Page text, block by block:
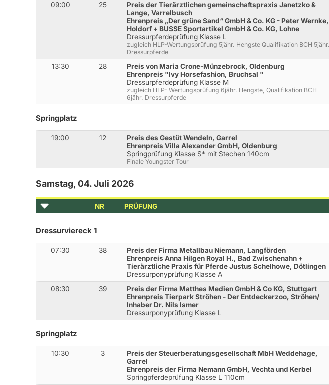
09:00 25
Preis der Tierärztlichen gemeinschaftspraxis Janetzko &
Lange, Varrelbusch
Ehrenpreis „Der grüne Sand“ GmbH & Co. KG - Peter Wernke,
Holdorf + BUSSE Sportartikel GmbH & Co. KG, Lohne
Dressurpferdeprüfung Klasse L
zugleich HLP-Wertungsprüfung 5jähr. Hengste Qualifikation BCH 5jähr.
Dressurpferde
13:30 28
Preis von Maria Crone-Münzebrock, Oldenburg
Ehrenpreis "Ivy Horsefashion, Bruchsal "
Dressurpferdeprüfung Klasse M
zugleich HLP- Wertungsprüfung 6jähr. Hengste, Qualifikation BCH
6jähr. Dressurpferde
Springplatz
19:00 12
Preis des Gestüt Wendeln, Garrel
Ehrenpreis Villa Alexander GmbH, Oldenburg
Springprüfung Klasse S* mit Stechen 140cm
Finale Youngster Tour
Samstag, 04. Juli 2026
NR PRÜFUNG
Dressurviereck 1
07:30 38
Preis der Firma Metallbau Niemann, Langförden
Ehrenpreis Anna Hilgen Royal H., Bad Zwischenahn +
Tierärztliche Praxis für Pferde Justus Schelhowe, Dötlingen
Dressurponyprüfung Klasse A
08:30 39
Preis der Firma Matthes Medien GmbH & Co KG, Stuttgart
Ehrenpreis Tierpark Ströhen - Der Entdeckerzoo, Ströhen/
Inhaber Dr. Nils Ismer
Dressurponyprüfung Klasse L
Springplatz
10:30 3
Preis der Steuerberatungsgesellschaft MbH Weddehage,
Garrel
Ehrenpreis der Firma Nemann GmbH, Vechta und Kerbel
Springpferdeprüfung Klasse L 110cm